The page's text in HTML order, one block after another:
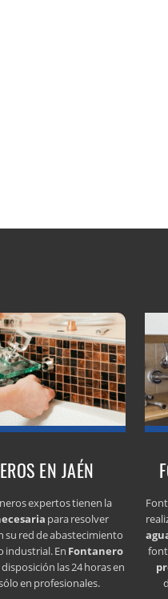
EN JAÉN
expertos tienen la
para resolver
su red de abastecimiento
industrial. En Fontanero
las 24 horas en
en profesionales.